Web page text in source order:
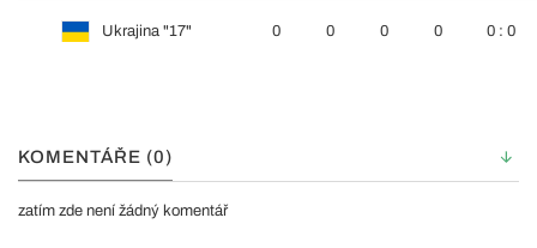
Ukrajina "17" 0 0 0 0 0 : 0
KOMENTÁŘE (0)
zatím zde není žádný komentář